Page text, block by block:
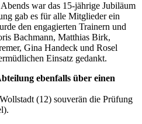
war das 15-jährige Jubiläum
gab es für alle Mitglieder ein
den engagierten Trainern und
Bachmann, Matthias Birk,
Gina Handeck und Rosel
Einsatz gedankt.
ebenfalls über einen
(12) souverän die Prüfung